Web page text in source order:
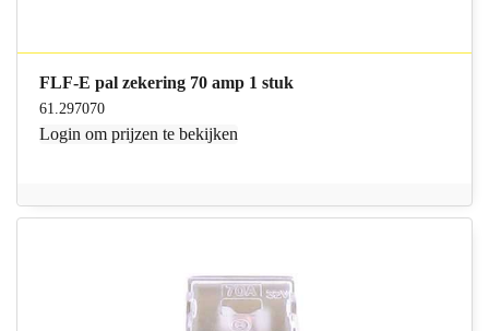
FLF-E pal zekering 70 amp 1 stuk
61.297070
Login om prijzen te bekijken